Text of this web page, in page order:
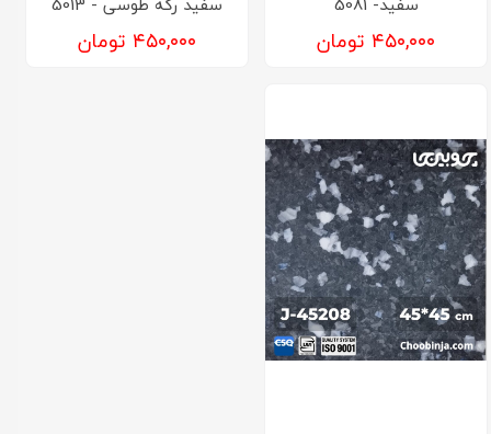
۴۵۰,۰۰۰ تومان ۴۵۰,۰۰۰ تومان